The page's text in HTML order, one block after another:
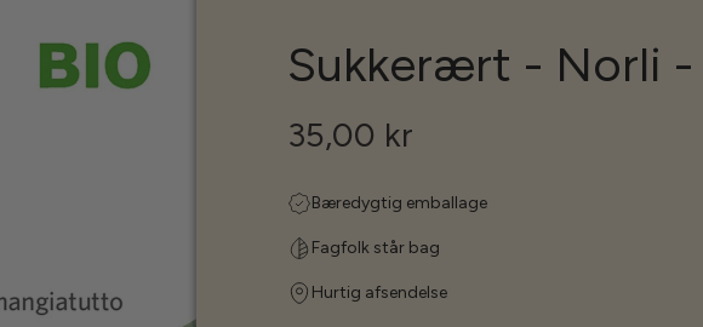
Sukkerært - Norli
35,00 kr
Bæredygtig emballage
Fagfolk står bag
Hurtig afsendelse